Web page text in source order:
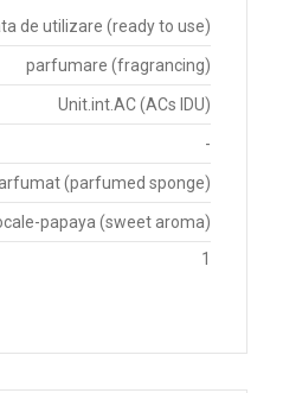
de utilizare (ready to use)
parfumare (fragrancing)
Unit.int.AC (ACs IDU)
-
(parfumed sponge)
papaya (sweet aroma)
1